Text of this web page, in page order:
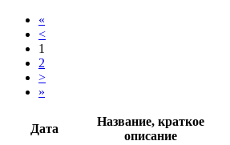
«
<
1
2
>
»
Дата
Название, краткое
описание